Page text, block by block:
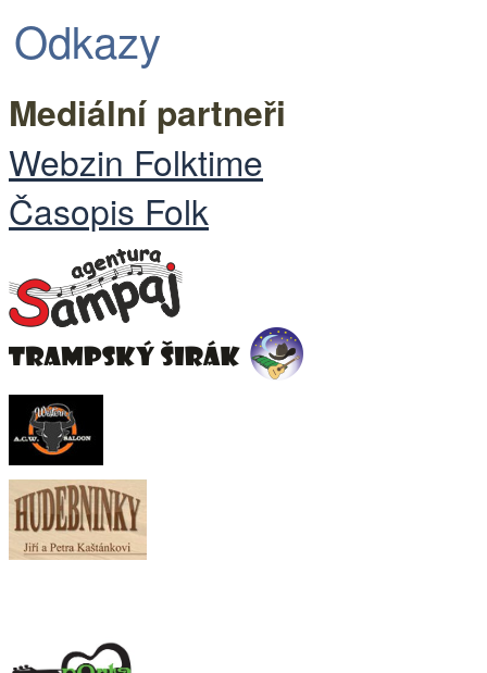
Odkazy
Mediální partneři
Webzin Folktime
Časopis Folk